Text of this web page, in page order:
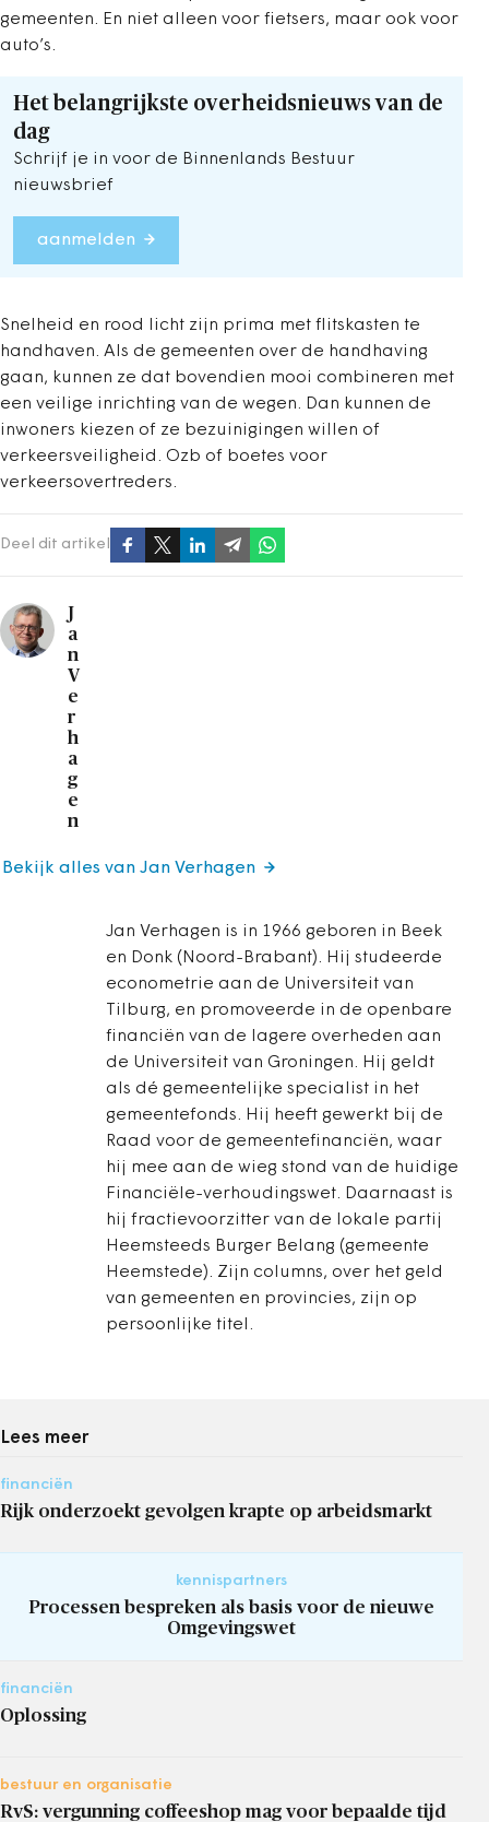
gemeenten. En niet alleen voor fietsers, maar ook voor
auto’s.
Het belangrijkste overheidsnieuws van de
dag
Schrijf je in voor de Binnenlands Bestuur
nieuwsbrief
aanmelden
Snelheid en rood licht zijn prima met flitskasten te
handhaven. Als de gemeenten over de handhaving
gaan, kunnen ze dat bovendien mooi combineren met
een veilige inrichting van de wegen. Dan kunnen de
inwoners kiezen of ze bezuinigingen willen of
verkeersveiligheid. Ozb of boetes voor
verkeersovertreders.
Deel dit artikel
J
a
n
V
e
r
h
a
g
e
n
Jan Verhagen is in 1966 geboren in Beek
en Donk (Noord-Brabant). Hij studeerde
econometrie aan de Universiteit van
Tilburg, en promoveerde in de openbare
financiën van de lagere overheden aan
de Universiteit van Groningen. Hij geldt
als dé gemeentelijke specialist in het
gemeentefonds. Hij heeft gewerkt bij de
Raad voor de gemeentefinanciën, waar
hij mee aan de wieg stond van de huidige
Financiële-verhoudingswet. Daarnaast is
hij fractievoorzitter van de lokale partij
Heemsteeds Burger Belang (gemeente
Heemstede). Zijn columns, over het geld
van gemeenten en provincies, zijn op
persoonlijke titel.
Bekijk alles van Jan Verhagen
Lees meer
financiën
Rijk onderzoekt gevolgen krapte op arbeidsmarkt
kennispartners
Processen bespreken als basis voor de nieuwe
Omgevingswet
financiën
Oplossing
bestuur en organisatie
RvS: vergunning coffeeshop mag voor bepaalde tijd